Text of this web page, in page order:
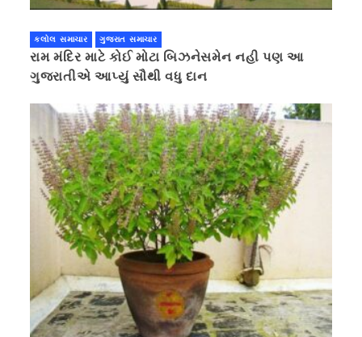
કલોલ સમાચાર ગુજરાત સમાચાર
રામ મંદિર માટે કોઈ મોટા બિઝનેસમેન નહી પણ આ
ગુજરાતીએ આપ્યું સૌથી વધુ દાન